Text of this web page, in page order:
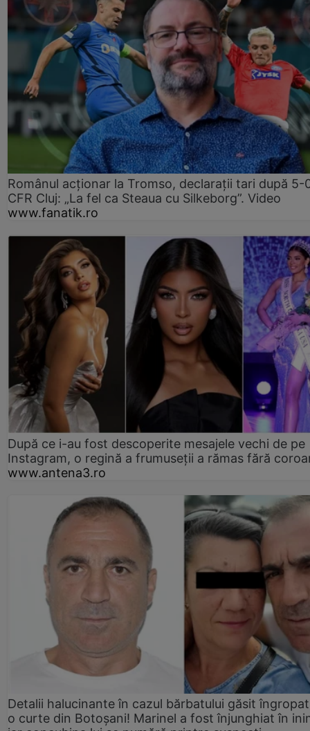
Românul acționar la Tromso, declarații tari după 5-
CFR Cluj: „La fel ca Steaua cu Silkeborg”. Video
www.fanatik.ro
După ce i-au fost descoperite mesajele vechi de pe
Instagram, o regină a frumuseții a rămas fără
www.antena3.ro
Detalii halucinante în cazul bărbatului găsit
o curte din Botoșani! Marinel a fost înjunghiat în